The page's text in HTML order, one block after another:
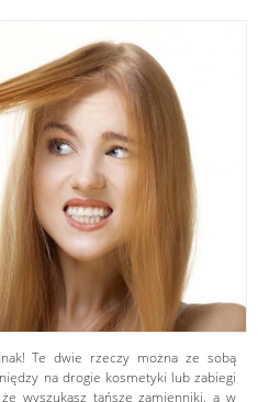
Te dwie rzeczy można ze sobą
na drogie kosmetyki lub zabiegi
wyszukasz tańsze zamienniki, a w